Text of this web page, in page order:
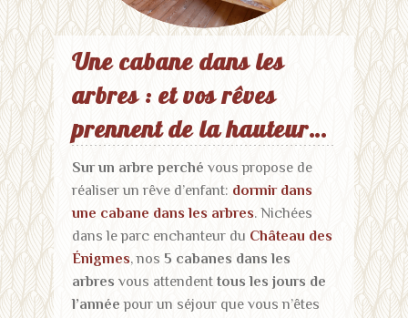
Une cabane dans les
arbres : et vos rêves
prennent de la hauteur…
Sur un arbre perché vous propose de
réaliser un rêve d’enfant: dormir dans
une cabane dans les arbres. Nichées
dans le parc enchanteur du Château des
Énigmes, nos 5 cabanes dans les
arbres vous attendent tous les jours de
l’année pour un séjour que vous n’êtes